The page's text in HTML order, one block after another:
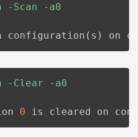
-Scan -a0
configuration ( s ) on
-Clear -a0
0 is cleared on